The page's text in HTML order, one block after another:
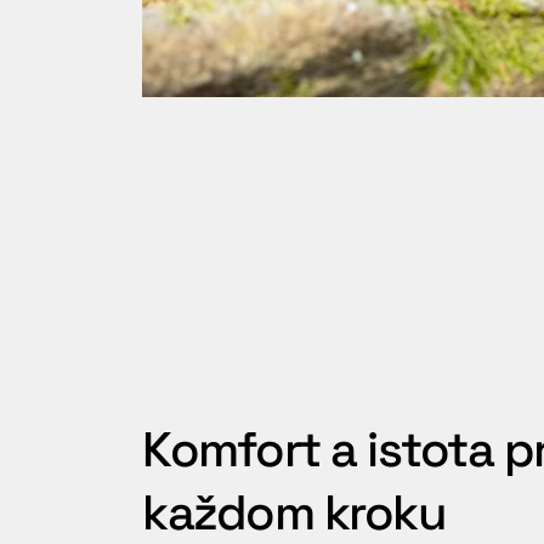
Komfort a istota
každom kroku